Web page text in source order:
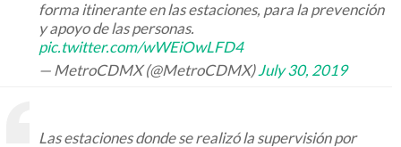
forma itinerante en las estaciones, para la prevención
y apoyo de las personas.
pic.twitter.com/wWEiOwLFD4
— MetroCDMX (@MetroCDMX)July 30, 2019
Las estaciones donde se realizó la supervisión por